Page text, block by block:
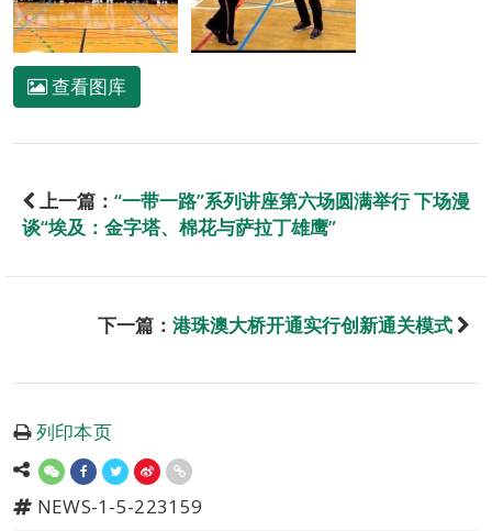
查看图库
上一篇： “一带一路”系列讲座第六场圆满举行 下场漫
谈“埃及：金字塔、棉花与萨拉丁雄鹰”
下一篇： 港珠澳大桥开通实行创新通关模式
列印本页
NEWS-1-5-223159